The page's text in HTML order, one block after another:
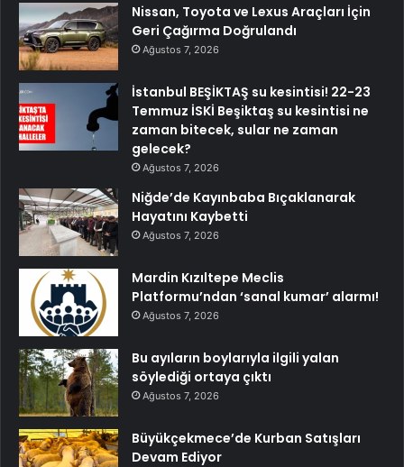
Nissan, Toyota ve Lexus Araçları İçin
Geri Çağırma Doğrulandı
Ağustos 7, 2026
İstanbul BEŞİKTAŞ su kesintisi! 22-23
Temmuz İSKİ Beşiktaş su kesintisi ne
zaman bitecek, sular ne zaman
gelecek?
Ağustos 7, 2026
Niğde’de Kayınbaba Bıçaklanarak
Hayatını Kaybetti
Ağustos 7, 2026
Mardin Kızıltepe Meclis
Platformu’ndan ‘sanal kumar’ alarmı!
Ağustos 7, 2026
Bu ayıların boylarıyla ilgili yalan
söylediği ortaya çıktı
Ağustos 7, 2026
Büyükçekmece’de Kurban Satışları
Devam Ediyor